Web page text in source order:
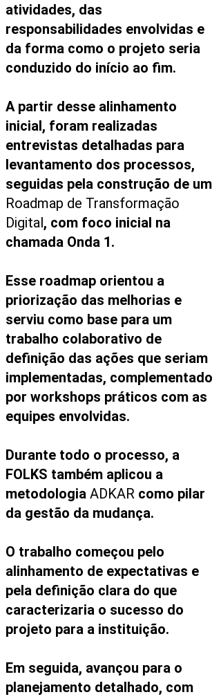
atividades, das
responsabilidades envolvidas e
da forma como o projeto seria
conduzido do início ao fim.
A partir desse alinhamento
inicial, foram realizadas
entrevistas detalhadas para
levantamento dos processos,
seguidas pela construção de um
Roadmap de Transformação
Digital, com foco inicial na
chamada Onda 1.
Esse roadmap orientou a
priorização das melhorias e
serviu como base para um
trabalho colaborativo de
definição das ações que seriam
implementadas, complementado
por workshops práticos com as
equipes envolvidas.
Durante todo o processo, a
FOLKS também aplicou a
metodologia ADKAR como pilar
da gestão da mudança.
O trabalho começou pelo
alinhamento de expectativas e
pela definição clara do que
caracterizaria o sucesso do
projeto para a instituição.
Em seguida, avançou para o
planejamento detalhado, com